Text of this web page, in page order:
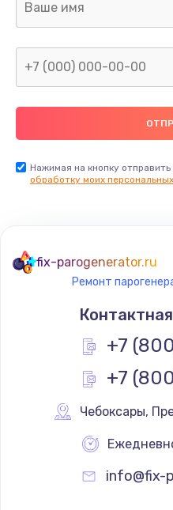
Нажимая на кнопку
обработку моих
fix-parogenerator.ru
Ремонт
+7
+7
Чебоксары,
info@fix-